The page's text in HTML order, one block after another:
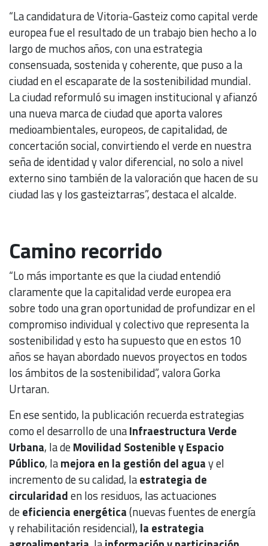
“La candidatura de Vitoria-Gasteiz como capital verde
europea fue el resultado de un trabajo bien hecho a lo
largo de muchos años, con una estrategia
consensuada, sostenida y coherente, que puso a la
ciudad en el escaparate de la sostenibilidad mundial.
La ciudad reformuló su imagen institucional y afianzó
una nueva marca de ciudad que aporta valores
medioambientales, europeos, de capitalidad, de
concertación social, convirtiendo el verde en nuestra
seña de identidad y valor diferencial, no solo a nivel
externo sino también de la valoración que hacen de su
ciudad las y los gasteiztarras”, destaca el alcalde.
Camino recorrido
“Lo más importante es que la ciudad entendió
claramente que la capitalidad verde europea era
sobre todo una gran oportunidad de profundizar en el
compromiso individual y colectivo que representa la
sostenibilidad y esto ha supuesto que en estos 10
años se hayan abordado nuevos proyectos en todos
los ámbitos de la sostenibilidad”, valora Gorka
Urtaran.
En ese sentido, la publicación recuerda estrategias
como el desarrollo de unaInfraestructura Verde
Urbana, la deMovilidad Sostenible y Espacio
Público, lamejora en la gestión del aguay el
incremento de su calidad, laestrategia de
circularidaden los residuos, las actuaciones
deeficiencia energética(nuevas fuentes de energía
y rehabilitación residencial), la estrategia